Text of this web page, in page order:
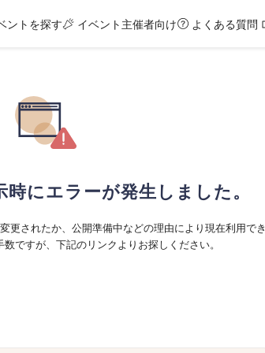
ントを探す イベント主催者向け よくある質問
にエラーが発生しました。
更されたか、公開準備中などの理由により現在利用でき
ですが、下記のリンクよりお探しください。